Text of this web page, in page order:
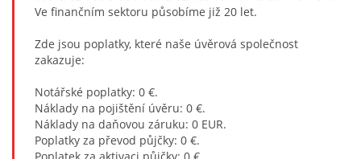
Ve finančním sektoru působíme již 20 let.
Zde jsou poplatky, které naše úvěrová společnost
zakazuje:
Notářské poplatky: 0 €.
Náklady na pojištění úvěru: 0 €.
Náklady na daňovou záruku: 0 EUR.
Poplatky za převod půjčky: 0 €.